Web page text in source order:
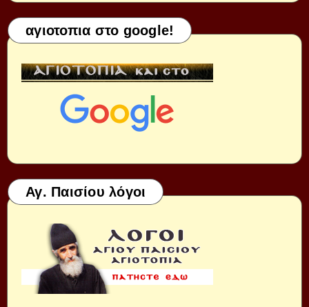
αγιοτοπια στο google!
Αγ. Παισίου λόγοι